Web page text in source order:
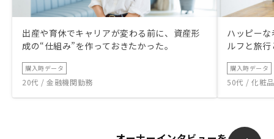
出産や育休でキャリアが変わる前に、資産形
成の“仕組み”を作っておきたかった。
購入時データ
20代 / 金融機関勤務
ハッピー
ルフと旅
購入時データ
50代 / 化粧